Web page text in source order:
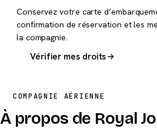
Conservez votre carte
confirmation de réservation et les
la compagnie.
Vérifier mes droits
COMPAGNIE AÉRIENNE
À propos de Royal